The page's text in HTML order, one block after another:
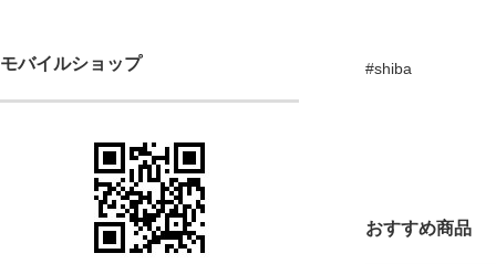
モバイルショップ #shiba
おすすめ商品